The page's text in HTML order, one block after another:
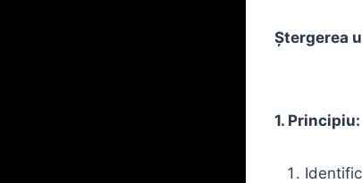
Ștergerea
1. Principiu: